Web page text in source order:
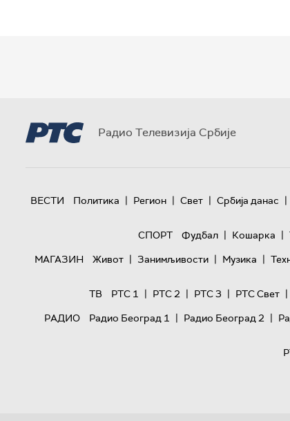
Радио Телевизија Србије
ВЕСТИ Политика | Регион | Свет | Србија данас |
СПОРТ
Фудбал | Кошарка |
МАГАЗИН
Живот | Занимљивости | Музика |
ТВ
РТС 1 | РТС 2 | РТС 3 | РТС Свет |
РАДИО
Радио Београд 1 | Радио Београд 2 |